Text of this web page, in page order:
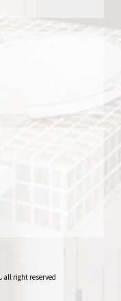
all right reserved